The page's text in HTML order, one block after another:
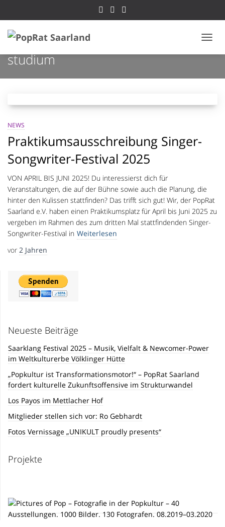
studium
NEWS
Praktikumsausschreibung Singer-
Songwriter-Festival 2025
VON APRIL BIS JUNI 2025! Du interessierst dich für
Veranstaltungen, die auf der Bühne sowie auch die Planung, die
hinter den Kulissen stattfinden? Das trifft sich gut! Wir, der PopRat
Saarland e.V. haben einen Praktikumsplatz für April bis Juni 2025 zu
vergeben im Rahmen des zum dritten Mal stattfindenden Singer-
Songwriter-Festival in Weiterlesen
vor 2 Jahren
Neueste Beiträge
Saarklang Festival 2025 – Musik, Vielfalt & Newcomer-Power
im Weltkulturerbe Völklinger Hütte
„Popkultur ist Transformationsmotor!“ – PopRat Saarland
fordert kulturelle Zukunftsoffensive im Strukturwandel
Los Payos im Mettlacher Hof
Mitglieder stellen sich vor: Ro Gebhardt
Fotos Vernissage „UNIKULT proudly presents“
Projekte